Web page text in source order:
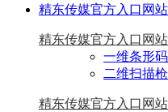
精东传媒官方入口网
精东传媒官方入口网
一维条形
二维扫描枪
精东传媒官方入口网